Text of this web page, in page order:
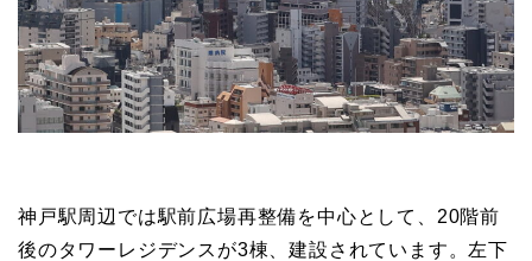
神戸駅周辺では駅前広場再整備を中心として、20階前
後のタワーレジデンスが3棟、建設されています。左下